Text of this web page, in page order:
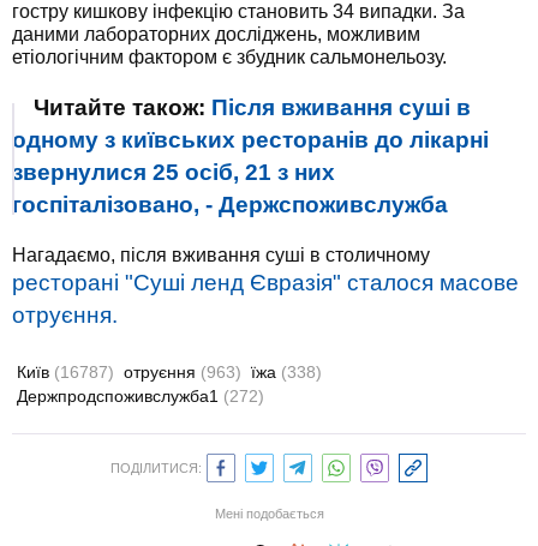
гостру кишкову інфекцію становить 34 випадки. За
даними лабораторних досліджень, можливим
етіологічним фактором є збудник сальмонельозу.
Читайте також: Після вживання суші в
одному з київських ресторанів до лікарні
звернулися 25 осіб, 21 з них
госпіталізовано, - Держспоживслужба
Нагадаємо, після вживання суші в столичному
ресторані "Суші ленд Євразія" сталося масове
отруєння.
Київ (16787) отруєння (963) їжа (338)
Держпродспоживслужба1 (272)
ПОДІЛИТИСЯ:
Мені подобається